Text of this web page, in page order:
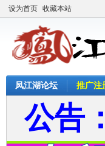
设为首页 收藏本站
凤江湖论坛 推广注
公告